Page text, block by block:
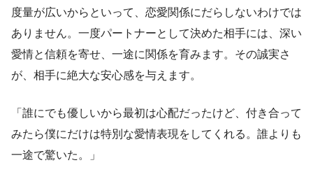
度量が広いからといって、恋愛関係にだらしないわけでは
ありません。一度パートナーとして決めた相手には、深い
愛情と信頼を寄せ、一途に関係を育みます。その誠実さ
が、相手に絶大な安心感を与えます。
「誰にでも優しいから最初は心配だったけど、付き合って
みたら僕にだけは特別な愛情表現をしてくれる。誰よりも
一途で驚いた。」